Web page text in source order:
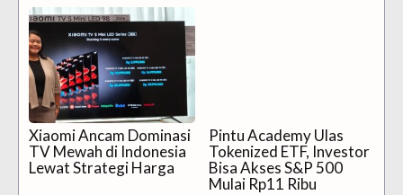
Xiaomi Ancam Dominasi
TV Mewah di Indonesia
Lewat Strategi Harga
Pintu Academy Ulas
Tokenized ETF, Investor
Bisa Akses S&P 500
Mulai Rp11 Ribu